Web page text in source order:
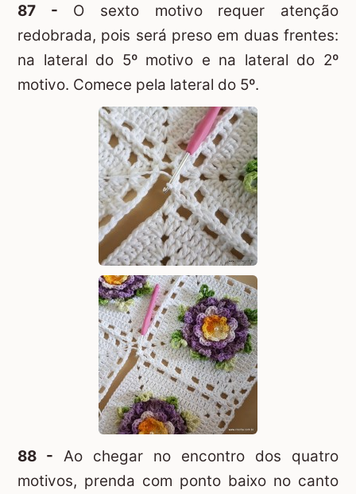
87 - O sexto motivo requer atenção
redobrada, pois será preso em duas frentes:
na lateral do 5º motivo e na lateral do 2º
motivo. Comece pela lateral do 5º.
88 - Ao chegar no encontro dos quatro
motivos, prenda com ponto baixo no canto